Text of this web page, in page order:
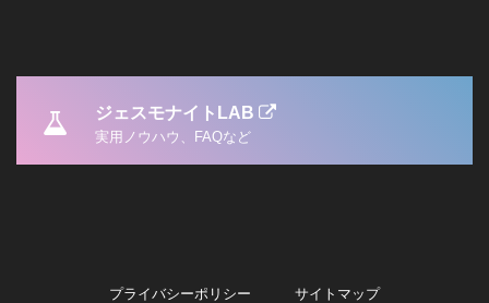
ジェスモナイトLAB
実用ノウハウ、FAQなど
プライバシーポリシー サイトマップ